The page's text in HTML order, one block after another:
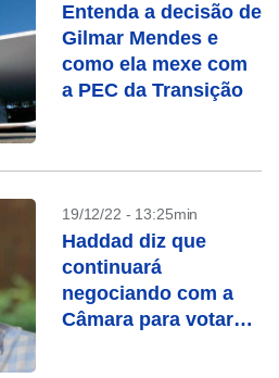
Entenda a decisão de
Gilmar Mendes e
como ela mexe com
a PEC da Transição
19/12/22 - 13:25min
Haddad diz que
continuará
negociando com a
Câmara para votar